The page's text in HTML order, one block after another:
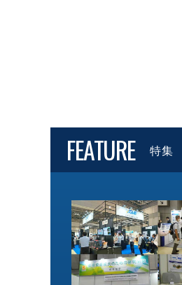
FEATURE 特集